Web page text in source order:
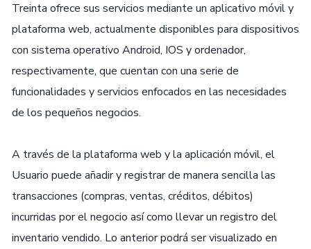
Treinta ofrece sus servicios mediante un aplicativo móvil y
plataforma web, actualmente disponibles para dispositivos
con sistema operativo Android, IOS y ordenador,
respectivamente, que cuentan con una serie de
funcionalidades y servicios enfocados en las necesidades
de los pequeños negocios.
A través de la plataforma web y la aplicación móvil, el
Usuario puede añadir y registrar de manera sencilla las
transacciones (compras, ventas, créditos, débitos)
incurridas por el negocio así como llevar un registro del
inventario vendido. Lo anterior podrá ser visualizado en